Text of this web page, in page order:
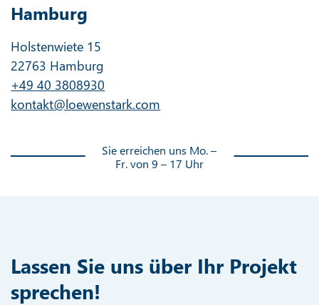
Hamburg
Holstenwiete 15
22763 Hamburg
+49 40 3808930
kontakt@loewenstark.com
Sie erreichen uns Mo. –
Fr. von 9 – 17 Uhr
Lassen Sie uns über Ihr Projekt
sprechen!